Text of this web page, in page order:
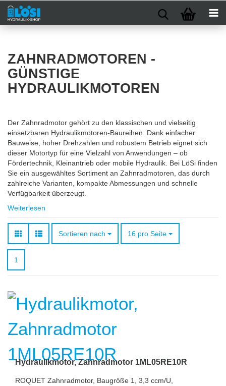
ZAHNRADMOTOREN -
GÜNSTIGE
HYDRAULIKMOTOREN
Der Zahnradmotor gehört zu den klassischen und vielseitig
einsetzbaren Hydraulikmotoren-Baureihen. Dank einfacher
Bauweise, hoher Drehzahlen und robustem Betrieb eignet sich
dieser Motortyp für eine Vielzahl von Anwendungen – ob
Fördertechnik, Kleinantrieb oder mobile Hydraulik. Bei LöSi finden
Sie ein ausgewähltes Sortiment an Zahnradmotoren, das durch
zahlreiche Varianten, kompakte Abmessungen und schnelle
Verfügbarkeit überzeugt.
Weiterlesen
Sortieren nach
Sortieren nach 16 pro Seite
pro Seite
1
Hydraulikmotor, Zahnradmotor 1ML05RE10R
ROQUET Zahnradmotor, Baugröße 1, 3,3 ccm/U,